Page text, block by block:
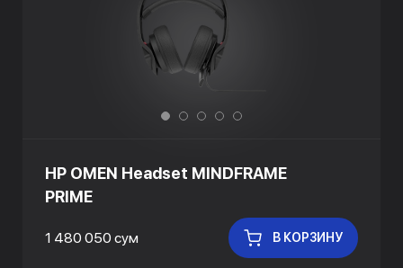
HP OMEN Headset MINDFRAME
PRIME
1 480 050 сум В КОРЗИНУ